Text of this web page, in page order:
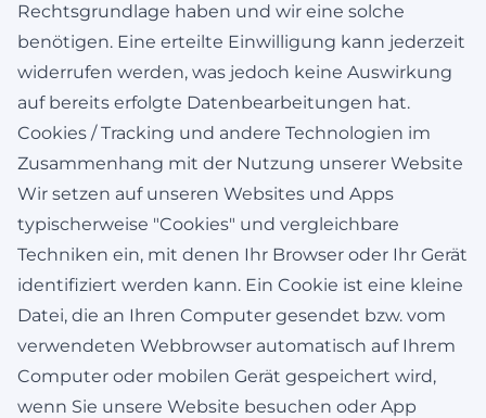
Rechtsgrundlage haben und wir eine solche
benötigen. Eine erteilte Einwilligung kann jederzeit
widerrufen werden, was jedoch keine Auswirkung
auf bereits erfolgte Datenbearbeitungen hat.
Cookies / Tracking und andere Technologien im
Zusammenhang mit der Nutzung unserer Website
Wir setzen auf unseren Websites und Apps
typischerweise "Cookies" und vergleichbare
Techniken ein, mit denen Ihr Browser oder Ihr Gerät
identifiziert werden kann. Ein Cookie ist eine kleine
Datei, die an Ihren Computer gesendet bzw. vom
verwendeten Webbrowser automatisch auf Ihrem
Computer oder mobilen Gerät gespeichert wird,
wenn Sie unsere Website besuchen oder App